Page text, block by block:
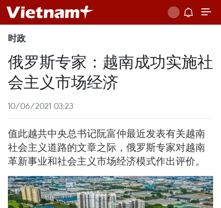
时政
俄罗斯专家：越南成功实施社
会主义市场经济
10/06/2021 03:23
值此越共中央总书记阮富仲最近发表有关越南
社会主义道路的文章之际，俄罗斯专家对越南
革新事业和社会主义市场经济模式作出评价。